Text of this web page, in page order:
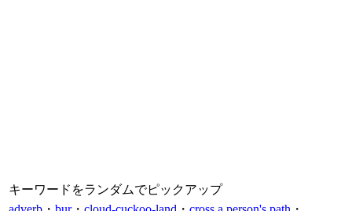
キーワードをランダムでピックアップ